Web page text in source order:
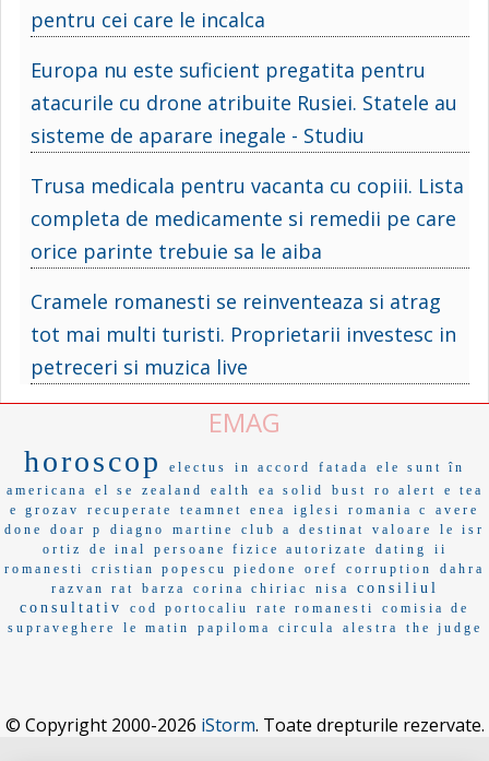
pentru cei care le incalca
Europa nu este suficient pregatita pentru
atacurile cu drone atribuite Rusiei. Statele au
sisteme de aparare inegale - Studiu
Trusa medicala pentru vacanta cu copiii. Lista
completa de medicamente si remedii pe care
orice parinte trebuie sa le aiba
Cramele romanesti se reinventeaza si atrag
tot mai multi turisti. Proprietarii investesc in
petreceri si muzica live
EMAG
horoscop electus in accord fatada
ele sunt în
americana
el se zealand ealth ea solid bust ro alert
e tea
e grozav
recuperate teamnet enea iglesi romania c
avere
done
doar p diagno martine club a destinat valoare
le isr
ortiz
de inal persoane fizice autorizate dating
ii
romanesti
cristian popescu piedone oref corruption
dahra
razvan rat
barza corina chiriac nisa
consiliul
consultativ
cod portocaliu rate romanesti
comisia de
supraveghere
le matin papiloma circula alestra the judge
© Copyright 2000-2026 iStorm. Toate drepturile rezervate.